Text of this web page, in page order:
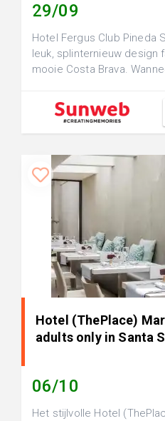
29/09
Hotel Fergus Club Pineda
leuk, splinternieuw design
mooie Costa Brava.
Hotel (ThePlace)
adults only in Santa
06/10
Het stijlvolle Hotel